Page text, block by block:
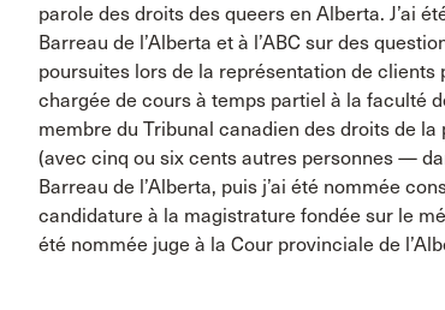
parole des droits des queers en Alberta. J’ai
Barreau de l’Alberta et à l’ABC sur des
poursuites lors de la représentation de clients
chargée de cours à temps partiel à la faculté
membre du Tribunal canadien des droits de la
(avec cinq ou six cents autres personnes —
Barreau de l’Alberta, puis j’ai été nommée
candidature à la magistrature fondée sur le
été nommée juge à la Cour provinciale de